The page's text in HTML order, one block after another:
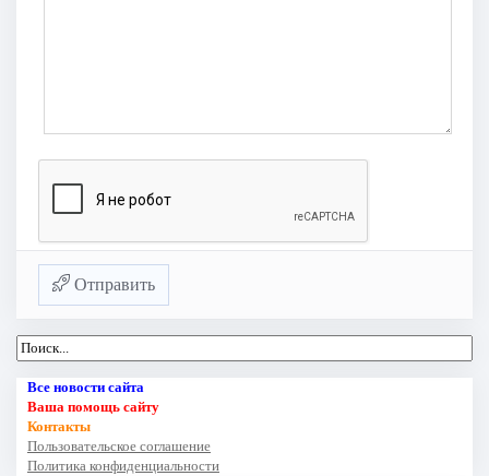
Отправить
Все новости сайта
Ваша помощь сайту
Контакты
Пользовательское соглашение
Политика конфиденциальности